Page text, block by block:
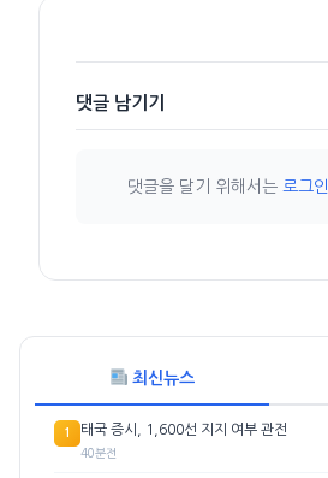
댓글 남기기
댓글을 달기 위해서는 로그인
최신뉴스
1 태국 증시, 1,600선 지지 여부 관전
40분전